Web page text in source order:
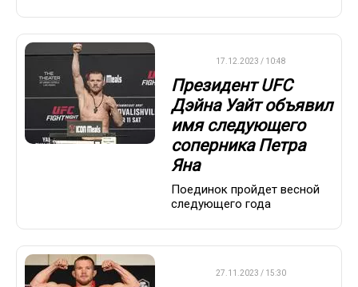
17.12.2023 / 10:48
Президент UFC
Дэйна Уайт объявил
имя следующего
соперника Петра
Яна
Поединок пройдет весной
следующего года
27.11.2023 / 15:30